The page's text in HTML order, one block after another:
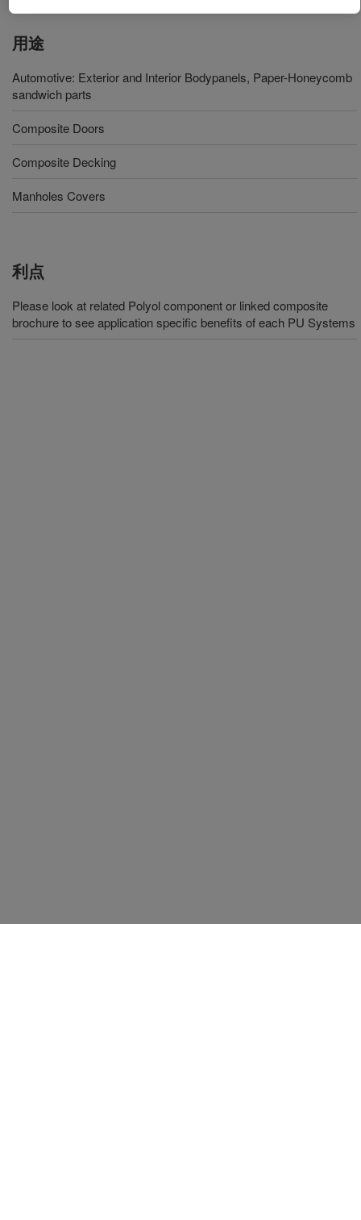
用途
Automotive: Exterior and Interior Bodypanels, Paper-Honeycomb
sandwich parts
Composite Doors
Composite Decking
Manholes Covers
利点
Please look at related Polyol component or linked composite
brochure to see application specific benefits of each PU Systems